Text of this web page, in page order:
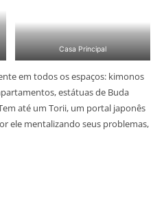
Casa Principal
em todos os espaços: kimonos
estátuas de Buda
até um Torii, um portal japonês
ele mentalizando seus problemas,